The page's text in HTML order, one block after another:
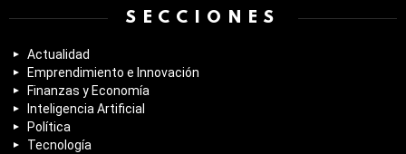
SECCIONES
Actualidad
Emprendimiento e Innovación
Finanzas y Economía
Inteligencia Artificial
Política
Tecnología